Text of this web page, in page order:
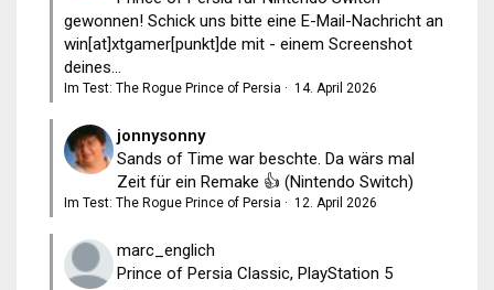
gewonnen! Schick uns bitte eine E-Mail-Nachricht an
win[at]xtgamer[punkt]de mit - einem Screenshot
deines...
Im Test: The Rogue Prince of Persia · 14. April 2026
jonnysonny
Sands of Time war beschte. Da wärs mal
Zeit für ein Remake 👍 (Nintendo Switch)
Im Test: The Rogue Prince of Persia · 12. April 2026
marc_englich
Prince of Persia Classic, PlayStation 5